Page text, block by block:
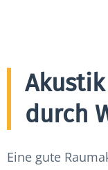
durch
Eine gute